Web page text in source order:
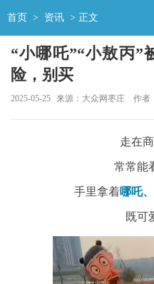
首页 > 资讯 > 正文
“小哪吒”“小敖丙”
险，别买
2025-05-25 来源：大众网枣庄 作者
走在
常常能
手里拿着哪吒
既可